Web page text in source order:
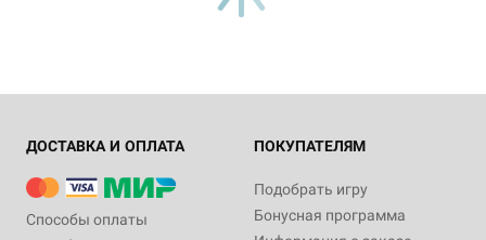
ДОСТАВКА И ОПЛАТА
Способы оплаты
ПОКУПАТЕЛЯМ
Подобрать игру
Бонусная программа